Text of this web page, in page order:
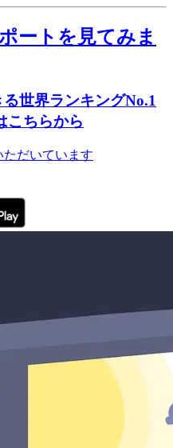
ートを見てみま
世界ランキングNo.1
こちらから
ただいています